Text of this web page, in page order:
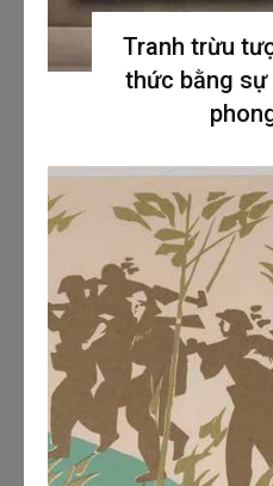
Tranh trừu
thức bằng